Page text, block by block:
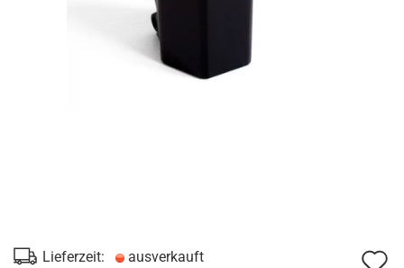
Lieferzeit: ausverkauft